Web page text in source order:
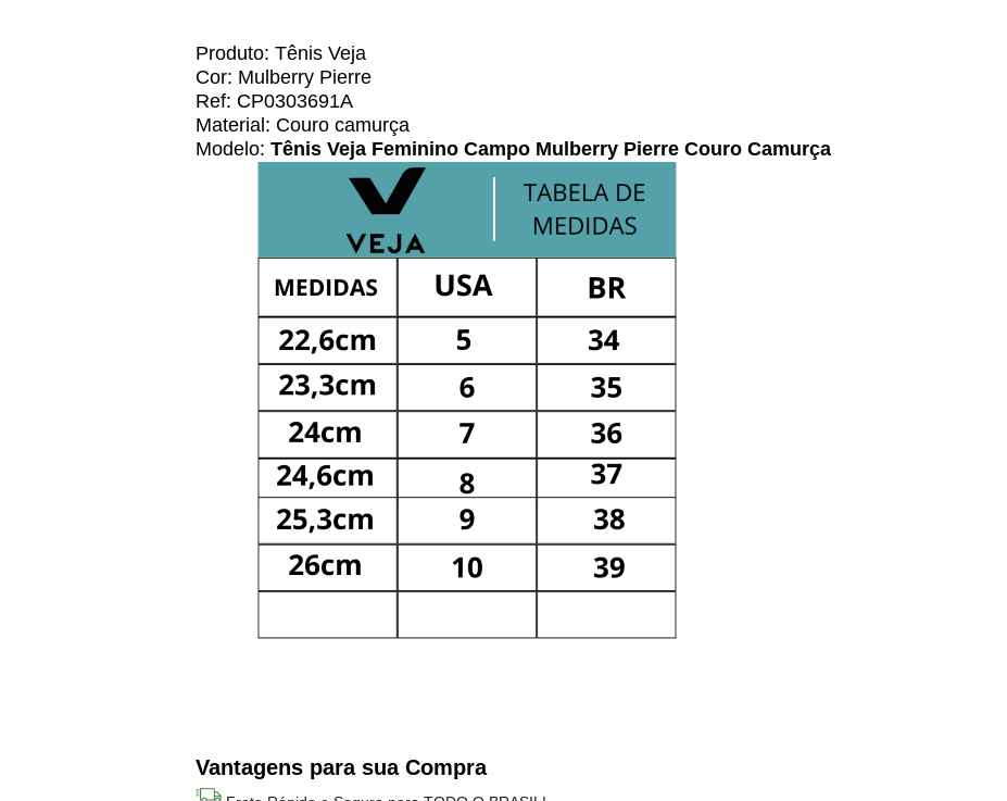
Produto: Tênis Veja
Cor: Mulberry Pierre
Ref: CP0303691A
Material: Couro camurça
Modelo: Tênis Veja Feminino Campo Mulberry Pierre Couro Camurça
Vantagens para sua Compra